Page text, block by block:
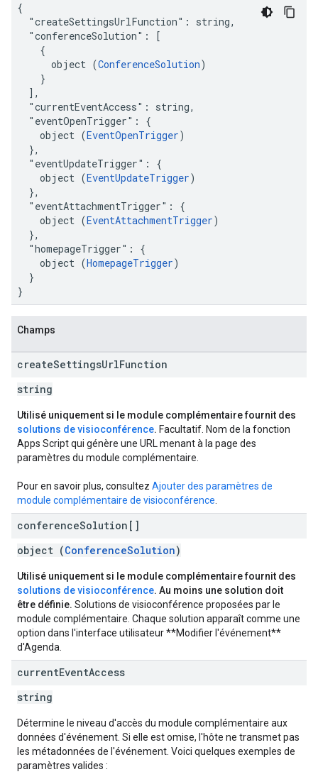
{
  "createSettingsUrlFunction": string,
  "conferenceSolution": [
    {
      object (
ConferenceSolution)
    }
  ],
  "currentEventAccess": string,
  "eventOpenTrigger": {
    object (
EventOpenTrigger)
  },
  "eventUpdateTrigger": {
    object (
EventUpdateTrigger)
  },
  "eventAttachmentTrigger": {
    object (
EventAttachmentTrigger)
  },
  "homepageTrigger": {
    object (
HomepageTrigger)
  }
}
Champs
createSettingsUrlFunction
string
Utilisé uniquement si le module complémentaire fournit des
solutions de visioconférence. Facultatif. Nom de la fonction
Apps Script qui génère une URL menant à la page des
paramètres du module complémentaire.
Pour en savoir plus, consultez Ajouter des paramètres de
module complémentaire de visioconférence
conferenceSolution[]
object (ConferenceSolution)
Utilisé uniquement si le module complémentaire fournit des
solutions de visioconférence. Au moins une solution doit
être définie. Solutions de visioconférence proposées par le
module complémentaire. Chaque solution apparaît comme une
option dans l'interface utilisateur **Modifier l'événement**
d'Agenda.
currentEventAccess
string
Détermine le niveau d'accès du module complémentaire aux
données d'événement. Si elle est omise, l'hôte ne transmet pas
les métadonnées de l'événement. Voici quelques exemples de
paramètres valides :